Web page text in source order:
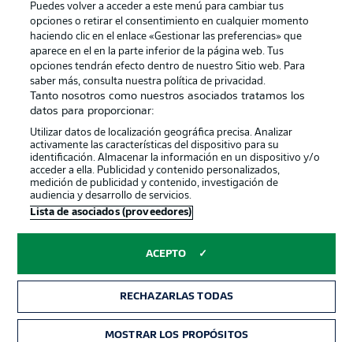
Jugadores Condiciones de uso
Sello Editorial Contacto
© 2026 Bundesliga-Gruppe GmbH
Elegir idioma
Modo
Puedes volver a acceder a este menú para cambiar tus
opciones o retirar el consentimiento en cualquier momento
haciendo clic en el enlace «Gestionar las preferencias» que
aparece en el en la parte inferior de la página web. Tus
opciones tendrán efecto dentro de nuestro Sitio web. Para
saber más, consulta nuestra política de privacidad.
Tanto nosotros como nuestros asociados tratamos los
datos para proporcionar:
Utilizar datos de localización geográfica precisa. Analizar
activamente las características del dispositivo para su
identificación. Almacenar la información en un dispositivo y/o
acceder a ella. Publicidad y contenido personalizados,
medición de publicidad y contenido, investigación de
audiencia y desarrollo de servicios.
Lista de asociados (proveedores)
ACEPTO
RECHAZARLAS TODAS
MOSTRAR LOS PROPÓSITOS